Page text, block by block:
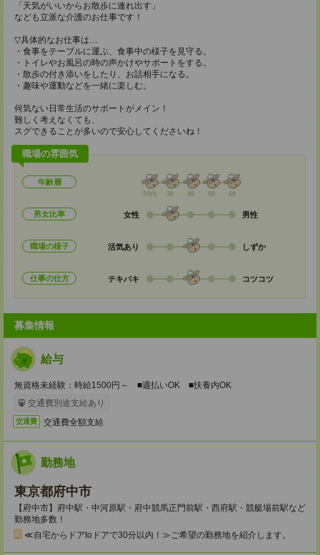
「天気がいいからお散歩に連れ出す」
なども立派な介護のお仕事です！
▽具体的なお仕事は…
・食事をテーブルに運ぶ、食事中の様子を見守る。
・トイレやお風呂の時の声かけやサポートをする。
・散歩の付き添いをしたり、お話相手になる。
・趣味や運動などを一緒に楽しむ。
何気ない日常生活のサポートがメイン！
難しく考えなくても、
スグできることが多いので安心してくださいね！
職場の雰囲気
年齢層
20代 30 40 50 60
男女比率 女性 男性
職場の様子 活気あり しずか
仕事の仕方 テキパキ コツコツ
募集情報
給与
無資格未経験：時給1500円～ ■週払いOK ■扶養内OK
交通費別途支給あり
交通費 交通費全額支給
勤務地
東京都府中市
【府中市】府中駅・中河原駅・府中競馬正門前駅・西府駅・競艇場前駅など
勤務地多数！
≪自宅からドアtoドアで30分以内！≫ご希望の勤務地を紹介します。